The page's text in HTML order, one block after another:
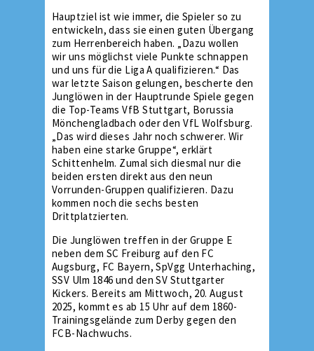
Hauptziel ist wie immer, die Spieler so zu
entwickeln, dass sie einen guten Übergang
zum Herrenbereich haben. „Dazu wollen
wir uns möglichst viele Punkte schnappen
und uns für die Liga A qualifizieren.“ Das
war letzte Saison gelungen, bescherte den
Junglöwen in der Hauptrunde Spiele gegen
die Top-Teams VfB Stuttgart, Borussia
Mönchengladbach oder den VfL Wolfsburg.
„Das wird dieses Jahr noch schwerer. Wir
haben eine starke Gruppe“, erklärt
Schittenhelm. Zumal sich diesmal nur die
beiden ersten direkt aus den neun
Vorrunden-Gruppen qualifizieren. Dazu
kommen noch die sechs besten
Drittplatzierten.
Die Junglöwen treffen in der Gruppe E
neben dem SC Freiburg auf den FC
Augsburg, FC Bayern, SpVgg Unterhaching,
SSV Ulm 1846 und den SV Stuttgarter
Kickers. Bereits am Mittwoch, 20. August
2025, kommt es ab 15 Uhr auf dem 1860-
Trainingsgelände zum Derby gegen den
FCB-Nachwuchs.